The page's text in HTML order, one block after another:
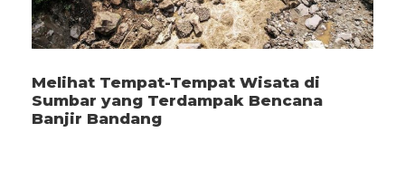
Melihat Tempat-Tempat Wisata di
Sumbar yang Terdampak Bencana
Banjir Bandang